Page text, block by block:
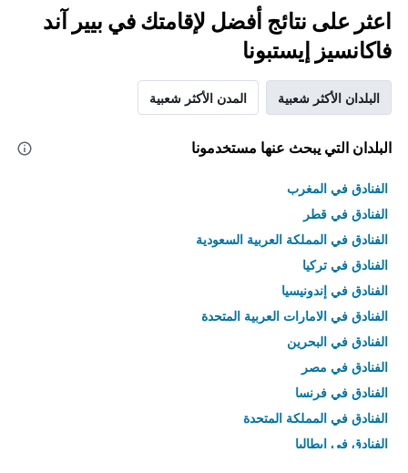
اعثر على نتائج أفضل لإقامتك في بيير آند
فاكانسيز إيستبونا
البلدان الأكثر شعبية المدن الأكثر شعبية
البلدان التي يبحث عنها مستخدمونا
الفنادق في المغرب
الفنادق في قطر
الفنادق في المملكة العربية السعودية
الفنادق في تركيا
الفنادق في إندونيسيا
الفنادق في الامارات العربية المتحدة
الفنادق في البحرين
الفنادق في مصر
الفنادق في فرنسا
الفنادق في المملكة المتحدة
الفنادق في إيطاليا